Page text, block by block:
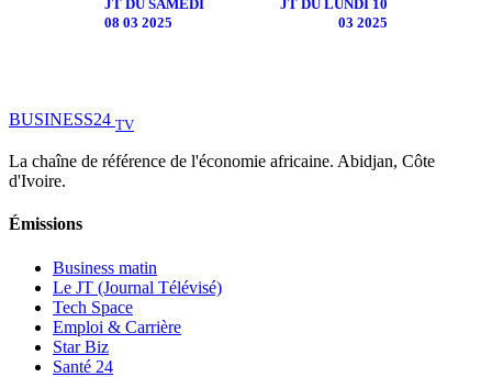
JT DU SAMEDI
08 03 2025
JT DU LUNDI 10
03 2025
BUSINESS24 TV
La chaîne de référence de l'économie africaine. Abidjan, Côte
d'Ivoire.
Émissions
Business matin
Le JT (Journal Télévisé)
Tech Space
Emploi & Carrière
Star Biz
Santé 24